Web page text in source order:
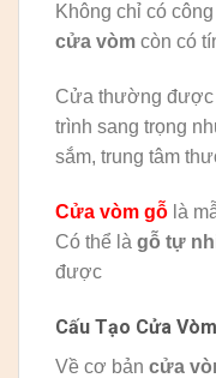
Không chỉ có
cửa vòm còn có
Cửa thường được
trình sang trọng
sắm, trung tâm
Cửa vòm gỗ là
Có thể là gỗ tự
được
Cấu Tạo Cửa
Về cơ bản cửa